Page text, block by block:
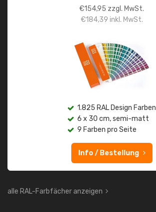
€154,95 zzgl. MwSt.
€184,39 inkl. MwSt.
1.825 RAL Design Farben
6 x 30 cm, semi-matt
9 Farben pro Seite
Info / Bestellung
alle RAL-Farbfächer anzeigen